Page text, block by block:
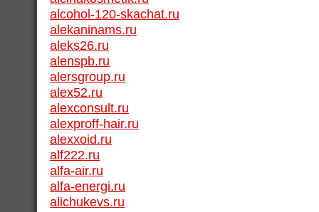
alcohol-120-skachat.ru
alekaninams.ru
aleks26.ru
alenspb.ru
alersgroup.ru
alex52.ru
alexconsult.ru
alexproff-hair.ru
alexxoid.ru
alf222.ru
alfa-air.ru
alfa-energi.ru
alichukevs.ru